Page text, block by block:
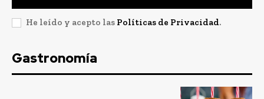
He leído y acepto las Políticas de Privacidad.
Gastronomía